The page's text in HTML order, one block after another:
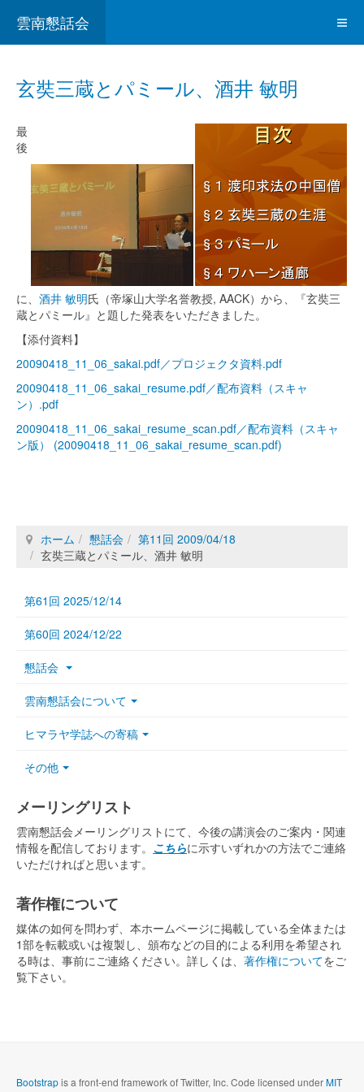
雲南懇話会
玄奘三蔵とパミール、酒井 敏明
最
後
に、 酒井 敏明氏（帝塚山大学名誉教授, AACK）から、『玄奘三
蔵とパミール』と題した発表をいただきました。
【添付資料】
20090418_11_06_sakai.pdf／プロジェクタ資料.pdf
20090418_11_06_sakai_resume.pdf／配布資料（スキャ
ン）.pdf
20090418_11_06_sakai_resume_scan.pdf／配布資料（スキャ
ン版） (20090418_11_06_sakai_resume_scan.pdf)
ホーム 懇話会
第11回 2009/04/18
玄奘三蔵とパミール、酒井 敏明
第61回 2025/12/14
第60回 2024/12/22
懇話会
雲南懇話会について
ヒマラヤ学誌への寄稿
その他
メーリングリスト
雲南懇話会メーリングリストにて、今後の講演会のご案内・関連
情報を配信しております。 こちらに示すいずれかの方法でご連絡
いただければと思います。
著作権について
媒体の如何を問わず、本ホームページに掲載している全体または
1部を転載或いは複製し、頒布などの目的による利用を希望され
る時は、事前にご連絡ください。詳しくは、 著作権についてをご
覧下さい。
Bootstrapis a front-end framework of Twitter, Inc. Code licensed underMIT